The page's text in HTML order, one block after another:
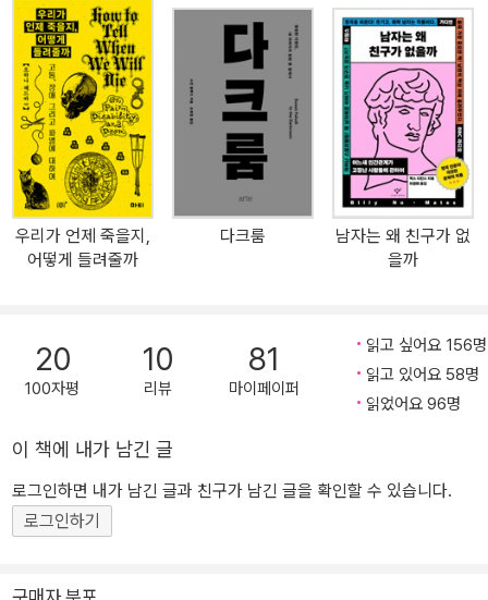
적인 남성성의 붕괴와 이로써 미국 남성이 직면한 위기를 다룬 책으
로, 현대 미국 사회에 등장한 ‘성난 백인 남성’의 뿌리를 찾아가는 방
대한 르포르타주다. 집요한 취재와 통찰, 인간에 대한 따뜻한 관심과
유머가 배어나는 이 책은, 2019년 20주년 기념판으로 재출간되어 오
늘날 사회적 보수화와 ‘인셀’ 현상을 맞닥뜨리고 있는 우리에게 의미
있는 성찰을 던진다.
디의 강렬한 데뷔작, 『백래시』가 오랜 기다림 끝에 한국어판 출간을
맞이하게 됐다. 1991년 출간된 『백래시』는 지금껏 번역되지 않은 것
이 의아할 정도로 국내외 페미니스트들에게 꾸준히 영감을 불어넣었
고, 페미니즘의 역사를 다룰 때 꼭 참조해야 할 필독서가 되었다. 또한
2007년 《유에스에이 투데이》 선정 ‘지난 25년간 미국에 영향을 미
친 책 25권’에, 2011년 《미즈》 선정 ‘세대를 초월한 논픽션 베스트 1
0’ 목록에 이름을 올리며, 시대를 불문하고 끊임없이 소환되고 재인용
되는 고전으로서의 가치를 재확인했다. 팔루디는 이 책에서 여성의
권리 신장을 저지하려는 반동의 메커니즘에 ‘백래시(backlash, 반
격)’라는 이름을 붙임으로써 정치, 사회, 문화적 역풍을 해석하고 그
끼는 불특정 다수가 강한 정서적 반응과 함께 변화에 반발하는 현상
을 가리키는 이 사회학 용어는, 『백래시』 출간 이후 페미니스트 사전
에서 중요한 개념으로 자리를 잡는다. 1980년대 레이건 시대의 신보
수주의 물결 아래 미국 여성들이 준비 없이 맞닥뜨린 ‘반페미니즘’ 선
국 상황에 놀라울 정도로 변함없는 시사점을 던진다. 한편에서 “#나
는 페미니스트입니다”와 같은 페미니즘 리부트가 일어나고 다른 한
엇보다 “페미니즘은 이것으로 충분하다”는 말이 지지를 얻는 상황에
우리가 언제 죽을지,
어떻게 들려줄까
다크룸
남자는 왜 친구가 없
을까
20
100자평
10
리뷰
81
마이페이퍼
읽고 싶어요 156명
읽고 있어요 58명
읽었어요 96명
이 책에 내가 남긴 글
로그인하면 내가 남긴 글과 친구가 남긴 글을 확인할 수 있습니다.
로그인하기